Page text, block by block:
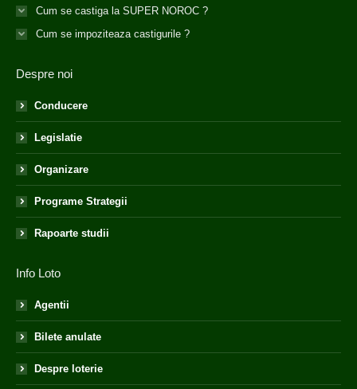
Cum se castiga la SUPER NOROC ?
Cum se impoziteaza castigurile ?
Despre noi
Conducere
Legislatie
Organizare
Programe Strategii
Rapoarte studii
Info Loto
Agentii
Bilete anulate
Despre loterie